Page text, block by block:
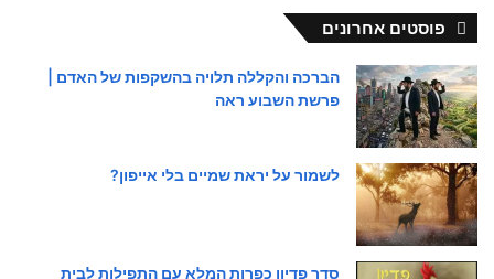
פוסטים אחרונים
הברכה והקללה תלויה בהשקפות של האדם |
פרשת השבוע ראה
לשמור על יראת שמיים בלי אייפון?
סדר פדיון כפרות המלא עם התפילות לבית